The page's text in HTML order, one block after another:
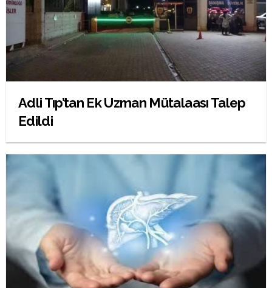
Adli Tıp’tan Ek Uzman Mütalaası Talep
Edildi